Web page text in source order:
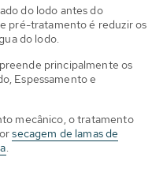
do lodo antes do
pré-tratamento é reduzir os
do lodo.
principalmente os
Espessamento e
mecânico, o tratamento
secagem de lamas de
.